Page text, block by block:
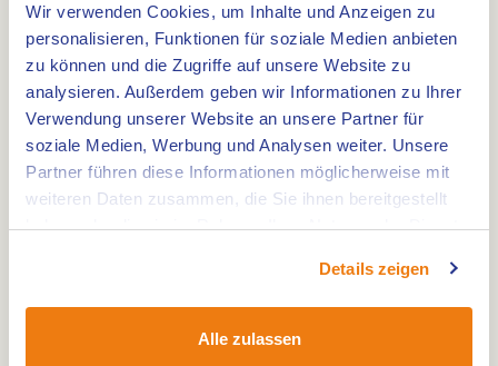
Wir verwenden Cookies, um Inhalte und Anzeigen zu
personalisieren, Funktionen für soziale Medien anbieten
zu können und die Zugriffe auf unsere Website zu
analysieren. Außerdem geben wir Informationen zu Ihrer
Verwendung unserer Website an unsere Partner für
soziale Medien, Werbung und Analysen weiter. Unsere
Partner führen diese Informationen möglicherweise mit
weiteren Daten zusammen, die Sie ihnen bereitgestellt
haben oder die sie im Rahmen Ihrer Nutzung der Dienste
Details zeigen
Alle zulassen
umliegenden Dörfern errichtet
Zeige deine Liebe: #hartvanlimburg